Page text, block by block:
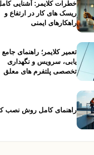
خطرات کلایمر: آشنایی
ریسک های کار در ارتفاع و
راهکارهای ایمنی
تعمیر کلایمر؛ راهنمای
یابی، سرویس و نگهداری
تخصصی پلتفرم های معلق
راهنمای کامل روش نصب